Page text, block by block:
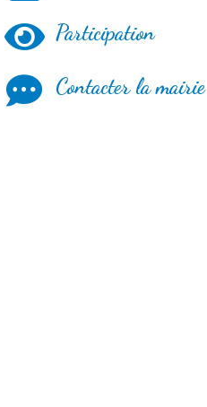
Participation
Contacter la mairie